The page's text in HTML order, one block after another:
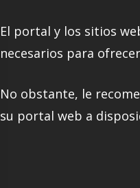
El portal y los sitios
necesarios para
No obstante, le
su portal web a